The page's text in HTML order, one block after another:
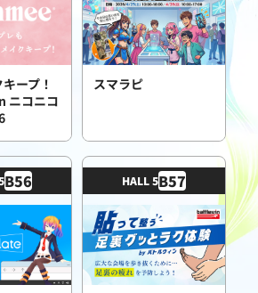
ープ！
ニコニコ
スマラピ
B56 HALL 5B57